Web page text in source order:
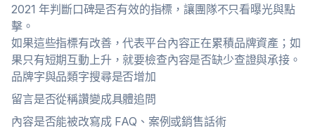
2021 年判斷口碑是否有效的指標，讓團隊不只看曝光與點
擊。
如果這些指標有改善，代表平台內容正在累積品牌資產；如
果只有短期互動上升，就要檢查內容是否缺少查證與承接。
品牌字與品類字搜尋是否增加
留言是否從稱讚變成具體追問
內容是否能被改寫成 FAQ、案例或銷售話術